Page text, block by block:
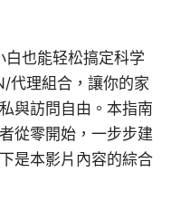
也能轻松搞定科学
代理組合，讓你的家
與訪問自由。本指南
從零開始，一步步建
是本影片內容的綜合